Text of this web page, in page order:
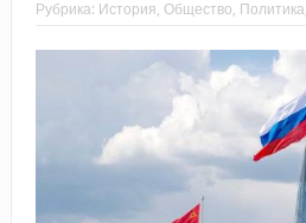
Рубрика: История Общество Политика